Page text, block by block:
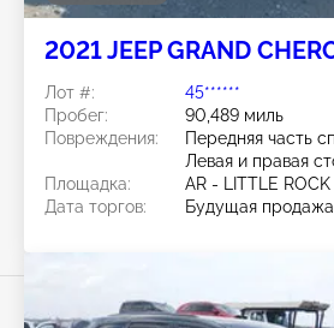
2021 JEEP GRAND
Лот #:
45******
Пробег:
90,489 миль
Повреждения:
Передняя часть
Левая и правая
Площадка:
AR - LITTLE ROCK
Дата торгов:
Будущая продажа